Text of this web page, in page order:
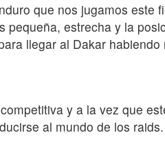
que nos jugamos este
estrecha y la
llegar al Dakar
y a la vez que
al mundo de los